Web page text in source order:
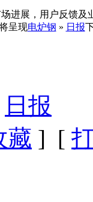
进展，用户反馈
呈现电炉钢 » 日报
日报
藏 ] [